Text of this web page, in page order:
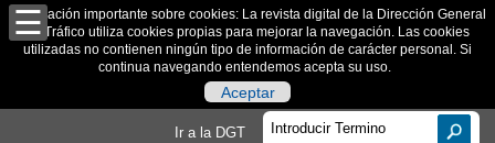
Información importante sobre cookies: La revista digital de la Dirección General
de Tráfico utiliza cookies propias para mejorar la navegación. Las cookies
utilizadas no contienen ningún tipo de información de carácter personal. Si
continua navegando entendemos acepta su uso.
Aceptar
Ir a la DGT